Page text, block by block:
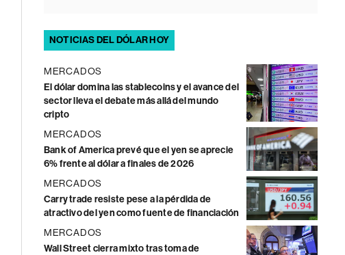
NOTICIAS DEL DÓLAR HOY
MERCADOS
El dólar domina las stablecoins y el avance del
sector lleva el debate más allá del mundo
cripto
MERCADOS
Bank of America prevé que el yen se aprecie
6% frente al dólar a finales de 2026
MERCADOS
Carry trade resiste pese a la pérdida de
atractivo del yen como fuente de financiación
MERCADOS
Wall Street cierra mixto tras toma de